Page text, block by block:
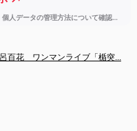
百花　ワンマンライブ「楯突...